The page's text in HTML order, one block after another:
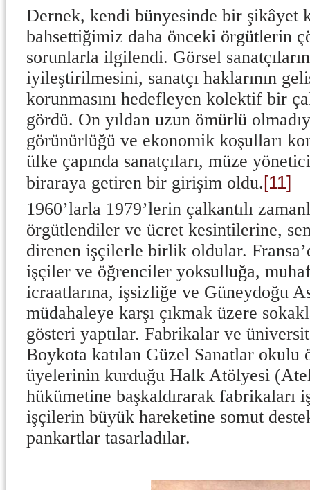
Dernek, kendi bünyesinde bir şikâyet
bahsettiğimiz daha önceki örgütlerin
sorunlarla ilgilendi. Görsel
iyileştirilmesini, sanatçı haklarının
korunmasını hedefleyen kolektif bir
gördü. On yıldan uzun ömürlü
görünürlüğü ve ekonomik koşulları
ülke çapında sanatçıları, müze
biraraya getiren bir girişim oldu.[11]
1960’larla 1979’lerin çalkantılı
örgütlendiler ve ücret kesintilerine,
direnen işçilerle birlik oldular.
işçiler ve öğrenciler yoksulluğa,
icraatlarına, işsizliğe ve Güneydoğu
müdahaleye karşı çıkmak üzere
gösteri yaptılar. Fabrikalar ve
Boykota katılan Güzel Sanatlar
üyelerinin kurduğu Halk Atölyesi
hükümetine başkaldırarak fabrikaları
işçilerin büyük hareketine somut
pankartlar tasarladılar.